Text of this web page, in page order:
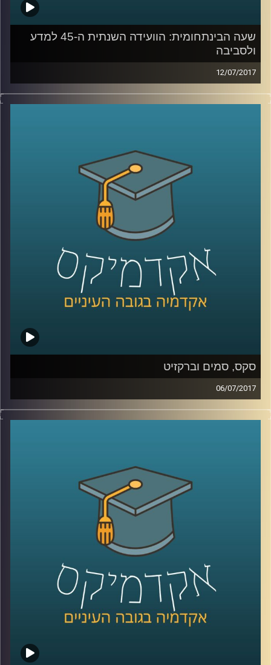
שעה הבינתחומית: הוועידה השנתית ה-45 למדע
ולסביבה
12/07/2017
תכנית מיוחדת של "השעה הבינתחומית" – ציקי
AudioVersity
סקס, סמים וברקזיט
06/07/2017
מדוע צעירי שנות השישים כל כך זעמו על דור
הצעירה שנשבה באותם שנים, משווה בין
הפופולריות של פינק פלויד לעומת מרי פופינס
וגם עומד על הקשר של כל זה לברקזיט
AudioVersity